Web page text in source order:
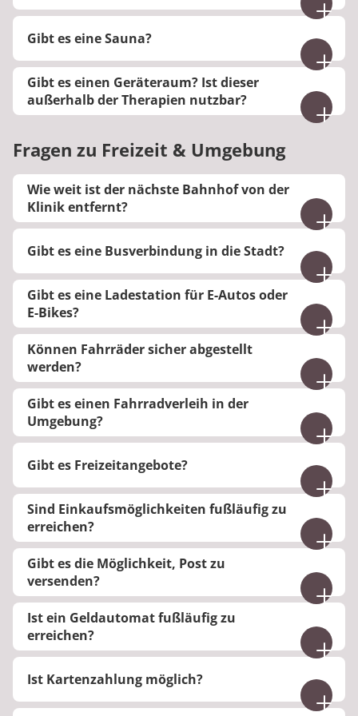
sicheren und schnellen Abstimmung bringen Sie
darüber hinaus einen aktuellen Medikationsplan
ggf. mit QR-Code mit.
Ja, es gibt ein Schwimmbad.
Gibt es eine Sauna?
Nein, in unserem Haus befindet sich keine Sauna.
Gibt es einen Geräteraum? Ist dieser
außerhalb der Therapien nutzbar?
Es gibt Fitness-, Gymnastik- und Freizeiträume, die
Sie nach medizinischer Freigabe und einer
Einweisung außerhalb der Therapie nutzen
können.
Fragen zu Freizeit & Umgebung
Wie weit ist der nächste Bahnhof von der
Klinik entfernt?
Der Bahnhof ist mit dem Auto in circa 5 Minuten
und zu Fuß in etwa 20 Minuten erreichbar.
Gibt es eine Busverbindung in die Stadt?
In die Stadt sind es nur wenige Minuten Fußweg.
Eine Bushaltestelle ist ebenfalls zu Fuß gut
erreichbar.
Gibt es eine Ladestation für E-Autos oder
E-Bikes?
Es gibt eine elektrische Ladestationen für E-Bikes,
die gegen Kaution genutzt werden kann.
Können Fahrräder sicher abgestellt
werden?
Es gibt im Fahrradkeller Abstellmöglichkeiten für
Fahrräder.
Gibt es einen Fahrradverleih in der
Umgebung?
Im Ort können Fahrräder ausgeliehen werden.
Gibt es Freizeitangebote?
Ja, es gibt zahlreiche Freizeitangebote in der Klinik
und in der Umgebung.
Sind Einkaufsmöglichkeiten fußläufig zu
erreichen?
Im Ort befinden sich verschiedene
Einkaufsmöglichkeiten.
Gibt es die Möglichkeit, Post zu
versenden?
Ja, für Patienten gibt es ein Postfach für
ausgehende Briefe oder Postkarten an der
Rezeption.
Ist ein Geldautomat fußläufig zu
erreichen?
Der nächste Geldautomat befindet sich fußläufig
in der Innenstadt.
Ist Kartenzahlung möglich?
Ja, an der Rezeption ist Kartenzahlung möglich. Im